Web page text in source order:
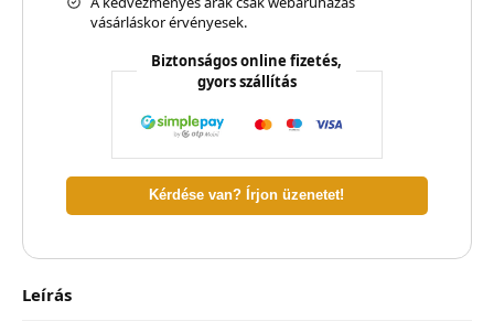
vásárláskor érvényesek.
Biztonságos online fizetés,
gyors szállítás
Kérdése van? Írjon üzenetet!
Leírás